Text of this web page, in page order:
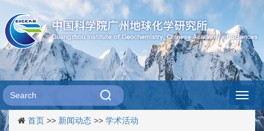
首页 >> 新闻动态 >> 学术活动